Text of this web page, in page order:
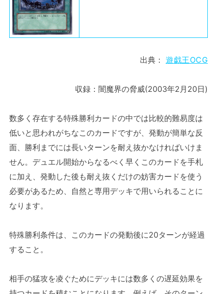
出典：遊戯王OCG
収録：闇魔界の脅威(2003年2月20日)
数多く存在する特殊勝利カードの中では比較的難易度は
低いと思われがちなこのカードですが、発動が簡単な反
面、勝利までには長いターンを耐え抜かなければいけま
せん。デュエル開始からなるべく早くこのカードを手札
に加え、発動した後も耐え抜くだけの妨害カードを使う
必要があるため、自然と専用デッキで用いられることに
なります。
特殊勝利条件は、このカードの発動後に20ターンが経過
すること。
相手の猛攻を凌ぐためにデッキには数多くの遅延効果を